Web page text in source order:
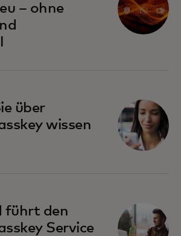
– ohne
über
wissen
führt den
Service